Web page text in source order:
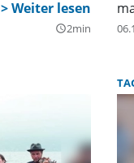
in
schwerelos
query_builder2min